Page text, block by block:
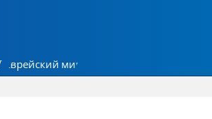
Еврейский мир